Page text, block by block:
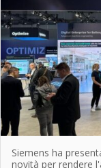
Siemens ha
novità per rendere